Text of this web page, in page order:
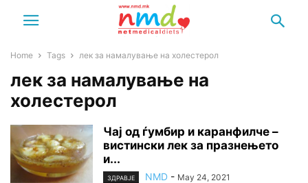
Home Tags лек за намалување на холестерол
лек за намалување на
холестерол
Чај од ѓумбир и каранфилче –
вистински лек за празнењето
и...
ЗДРАВЈЕ NMD - May 24, 2021